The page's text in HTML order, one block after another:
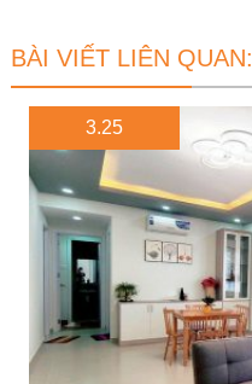
BÀI VIẾT LIÊN QUAN:
3.25